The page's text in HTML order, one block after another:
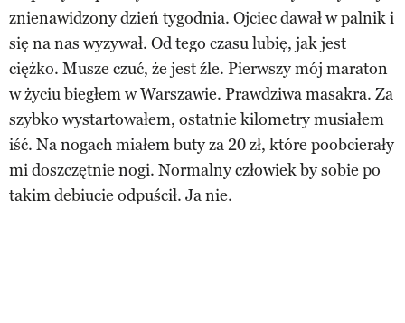
znienawidzony dzień tygodnia. Ojciec dawał w palnik i
się na nas wyzywał. Od tego czasu lubię, jak jest
ciężko. Musze czuć, że jest źle. Pierwszy mój maraton
w życiu biegłem w Warszawie. Prawdziwa masakra. Za
szybko wystartowałem, ostatnie kilometry musiałem
iść. Na nogach miałem buty za 20 zł, które poobcierały
mi doszczętnie nogi. Normalny człowiek by sobie po
takim debiucie odpuścił. Ja nie.